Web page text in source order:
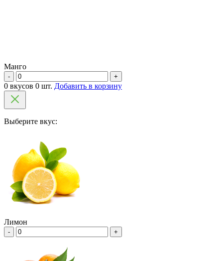
Манго
- +
0 вкусов 0 шт. Добавить в корзину
Выберите вкус:
Лимон
- +